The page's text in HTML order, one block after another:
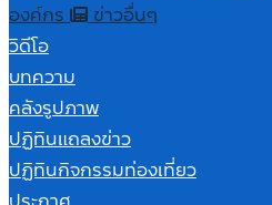
องค์กร
ข่าวอื่นๆ
วิดีโอ
บทความ
คลังรูปภาพ
ปฏิทินแถลงข่าว
ปฏิทินกิจกรรมท่องเที่ยว